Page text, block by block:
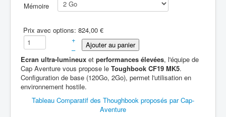
Mémoire
Prix avec options: 824,00 €
+
–
Ecran ultra-lumineux et performances élevées, l'équipe de
Cap Aventure vous propose le Toughbook CF19 MK5.
Configuration de base (120Go, 2Go), permet l'utilisation en
environnement hostile.
Tableau Comparatif des Thoughbook proposés par Cap-
Aventure